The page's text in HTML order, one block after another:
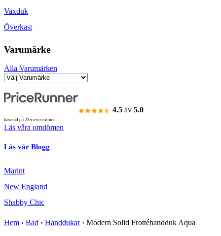
Vaxduk
Överkast
Varumärke
Alla Varumärken
4.5 av 5.0
baserad på 235 recensioner
Läs våra omdömen
Läs vår Blogg
Marint
New England
Shabby Chic
Hem › Bad › Handdukar› Modern Solid Frottéhandduk Aqua